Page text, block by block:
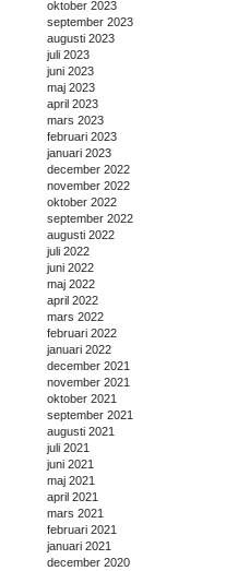
oktober 2023
september 2023
augusti 2023
juli 2023
juni 2023
maj 2023
april 2023
mars 2023
februari 2023
januari 2023
december 2022
november 2022
oktober 2022
september 2022
augusti 2022
juli 2022
juni 2022
maj 2022
april 2022
mars 2022
februari 2022
januari 2022
december 2021
november 2021
oktober 2021
september 2021
augusti 2021
juli 2021
juni 2021
maj 2021
april 2021
mars 2021
februari 2021
januari 2021
december 2020